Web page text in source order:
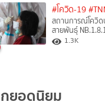
#โควิด-19
สถานการณ์โควิด
สายพันธุ์
1.3K
ยอดนิยม